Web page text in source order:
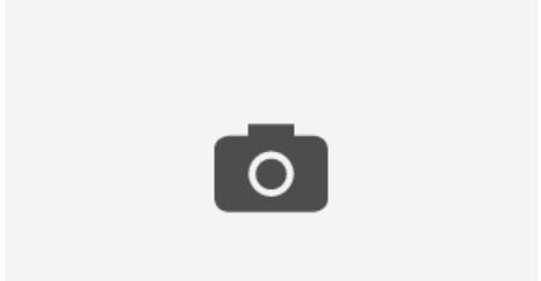
女力崛起」， 強化女性參與防災策略規劃及女性的角色與
貢獻，將性平意識向下札根，未來在做減災與調適計畫能更
具性別友善觀點。課程中與學員互動，進行有獎徵答，讓青
年表達對女性擔任水患自主防災社區工作看法，鼓勵年輕學
子自信不設限，在各個領域盡情發揮所長。參加人數：135